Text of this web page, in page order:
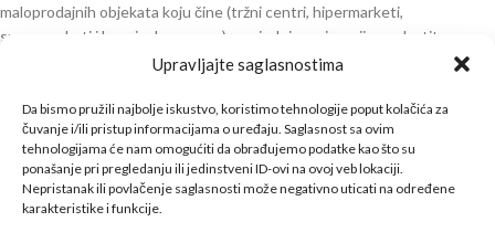
Upravljajte saglasnostima
Da bismo pružili najbolje iskustvo, koristimo tehnologije poput kolačića za
čuvanje i/ili pristup informacijama o uređaju. Saglasnost sa ovim
tehnologijama će nam omogućiti da obrađujemo podatke kao što su
ponašanje pri pregledanju ili jedinstveni ID-ovi na ovoj veb lokaciji.
Nepristanak ili povlačenje saglasnosti može negativno uticati na određene
karakteristike i funkcije.
maloprodajnih objekata koju čine (tržni centri, hipermarketi,
supermarketi i benzinske pumpe), posjedujemo i razvijenu vlastitu
distribuciju preko 30.000 artikala čiji smo direktni uvoznici iz Njemačke,
KNTAKT INFO
BELA SHOP